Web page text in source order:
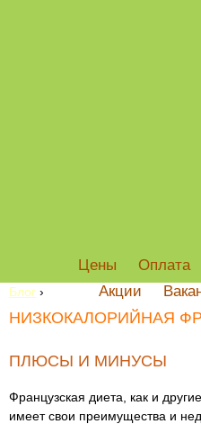
Цены Оплата
Акции
Блог ›
НИЗКОКАЛОРИЙНАЯ
ПЛЮСЫ И МИНУСЫ
Французская диета, как и
имеет свои преимущества и